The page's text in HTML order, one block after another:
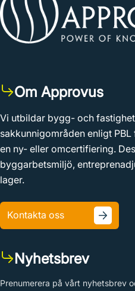
Om Approvus
Vi utbildar bygg- och
sakkunnigområden enligt
en ny- eller omcertifiering.
byggarbetsmiljö,
lager.
Kontakta oss
Nyhetsbrev
Prenumerera på vårt nyhetsbrev